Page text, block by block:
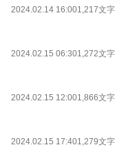
2024.02.14 16:001,217文字
2024.02.15 06:301,272文字
2024.02.15 12:001,866文字
2024.02.15 17:401,279文字